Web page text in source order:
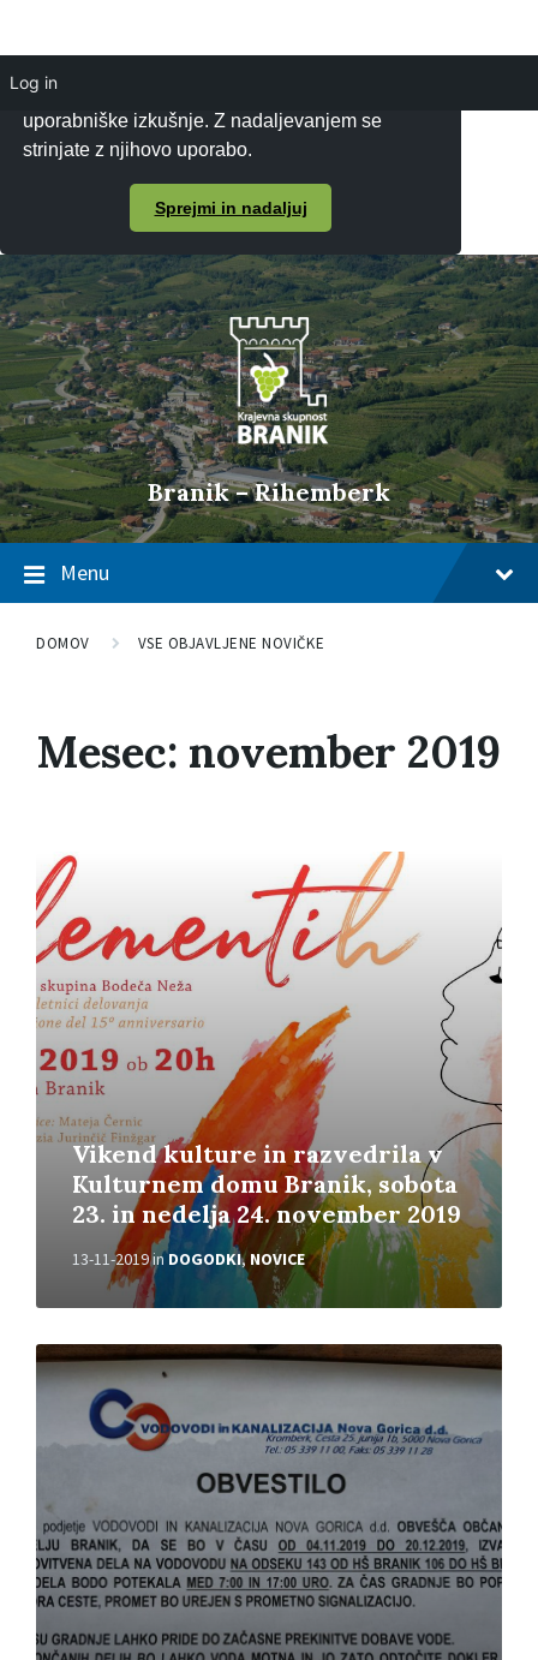
Piškotke uporabljamo za zagotavljanje boljše
uporabniške izkušnje. Z nadaljevanjem se
strinjate z njihovo uporabo.
Sprejmi in nadaljuj
Branik – Rihemberk
Menu
DOMOV VSE OBJAVLJENE NOVIČKE
Mesec: november 2019
Vikend kulture in razvedrila v
Kulturnem domu Branik, sobota
23. in nedelja 24. november 2019
13-11-2019inDOGODKI, NOVICE
r
e
b
e
r
i
v
e
č
P
r
e
č
Log in